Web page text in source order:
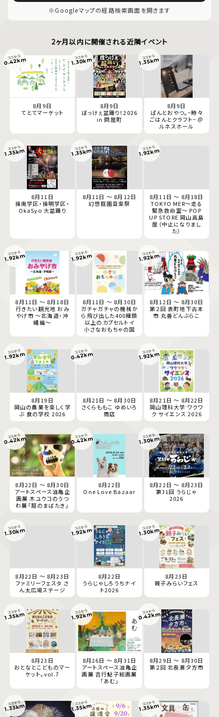
※Googleマップの経路検索画面を開きます
2ヶ月以内に開催される近隣イベント
8月9日
てとてマーケット
ココから
0.42km
8月9日
ぼっけぇ盆踊り！2026
in 問屋町
ココから
1.30km
8月9日
ぱんとおやつ。−時々
ごはんとクラフト− ＠
ルネスホール
ココから
1.35km
8月11日
操南学区・操明学区・
OkaSyo 大盆踊り
ココから
1.35km
8月11日 ～ 8月12日
幻想庭園音楽祭
ココから
1.35km
8月11日 ～ 8月18日
TOKYO MER～走る
緊急救命室～ POP
UP STORE 岡山高島
屋（中止になりまし
た）
ココから
1.92km
8月11日 ～ 8月18日
行きたい観光地 おみ
やげ市 ～北海道・沖
縄編～
ココから
1.92km
8月11日 ～ 8月30日
ガチャガチャの機械か
ら飛び出した400種類
以上のカプセルトイ
小さなおもちゃの国
ココから
1.92km
8月12日 ～ 8月30日
第２回 表町地下古本
市 丸善どんぶらこ
ココから
1.92km
8月19日
岡山の農業を楽しく学
ぶ 食の学校 2026
ココから
1.92km
8月21日 ～ 8月30日
さくらももこ ゆめいろ
商店
ココから
0.42km
8月21日 ～ 8月22日
岡山理科大学 ワクワ
ク サイエンス 2026
ココから
1.92km
8月22日 ～ 8月30日
アートスペース油亀企
画展 木ユウコのうつ
わ展「庭のまばたき」
ココから
0.42km
8月22日
One Love Bazaar
ココから
0.42km
8月22日 ～ 8月23日
第31回 うらじゃ
2026
ココから
1.30km
8月22日 ～ 8月23日
ファミリーフェスタ さ
ん太広場ステージ
ココから
1.30km
8月22日
うらじゃしろうちナイ
ト2026
ココから
1.92km
8月23日
親子みらいフェス
ココから
1.30km
8月23日
おとなとこどものマー
ケット。vol.7
ココから
1.35km
8月26日 ～ 8月31日
アートスペース油亀企
画展 吉行鮎子絵画展
「あむ」
ココから
1.92km
8月29日 ～ 8月30日
第２回 北長瀬夕方市
ココから
0.42km
ココから
1.33km ココから
1.35km ココから
1.35km